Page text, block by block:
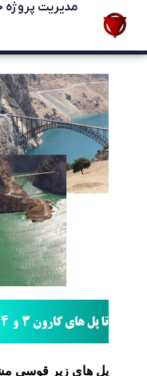
مدیریت پروژه
پل های زیر قوسی